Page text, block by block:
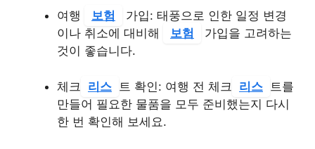
여행 보험
가입: 태풍으로 인한 일정 변경
이나 취소에 대비해
보험
가입을 고려하는
것이 좋습니다.
체크 리스 트 확인: 여행 전 체크 리스
트를
만들어 필요한 물품을 모두 준비했는지 다시
한 번 확인해 보세요.